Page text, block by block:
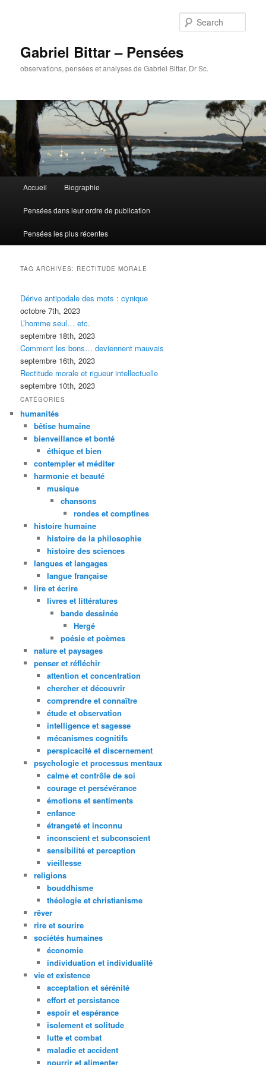
Gabriel Bittar – Pensées
observations, pensées et analyses de Gabriel Bittar, Dr Sc.
Skip to primary content
Skip to secondary content
Accueil Biographie
Pensées dans leur ordre de publication
Pensées les plus récentes
TAG ARCHIVES: RECTITUDE MORALE
Dérive antipodale des mots : cynique
octobre 7th, 2023
L’homme seul… etc.
septembre 18th, 2023
Comment les bons… deviennent mauvais
septembre 16th, 2023
Rectitude morale et rigueur intellectuelle
septembre 10th, 2023
CATÉGORIES
humanités
bêtise humaine
bienveillance et bonté
éthique et bien
contempler et méditer
harmonie et beauté
musique
chansons
rondes et comptines
histoire humaine
histoire de la philosophie
histoire des sciences
langues et langages
langue française
lire et écrire
livres et littératures
bande dessinée
Hergé
poésie et poèmes
nature et paysages
penser et réfléchir
attention et concentration
chercher et découvrir
comprendre et connaître
étude et observation
intelligence et sagesse
mécanismes cognitifs
perspicacité et discernement
psychologie et processus mentaux
calme et contrôle de soi
courage et persévérance
émotions et sentiments
enfance
étrangeté et inconnu
inconscient et subconscient
sensibilité et perception
vieillesse
religions
bouddhisme
théologie et christianisme
rêver
rire et sourire
sociétés humaines
économie
individuation et individualité
vie et existence
acceptation et sérénité
effort et persistance
espoir et espérance
isolement et solitude
lutte et combat
maladie et accident
nourrir et alimenter